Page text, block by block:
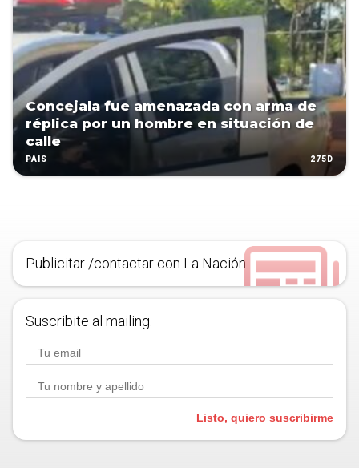
Concejala fue amenazada con arma de
réplica por un hombre en situación de
calle
PAÍS 275D
Publicitar /contactar con La Nación
Suscribite al mailing.
Listo, quiero suscribirme